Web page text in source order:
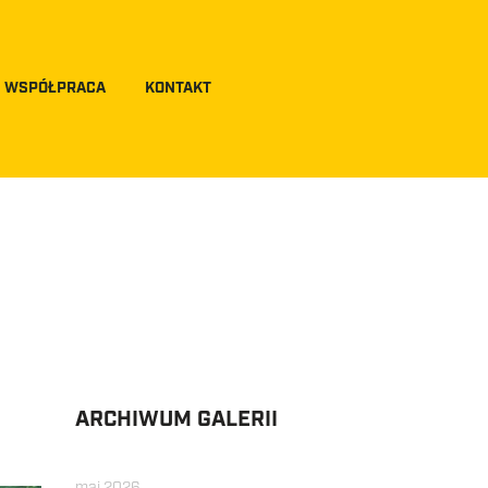
WSPÓŁPRACA KONTAKT
ARCHIWUM GALERII